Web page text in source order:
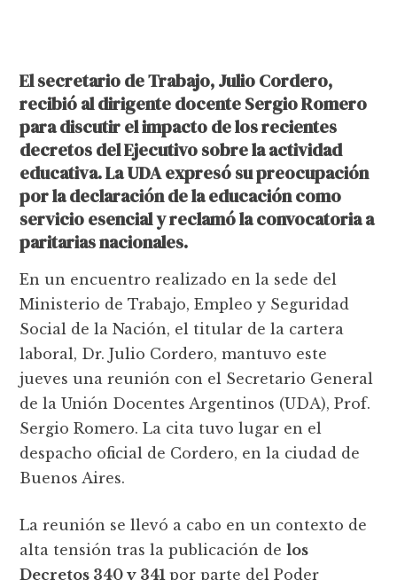
El secretario de Trabajo, Julio Cordero,
recibió al dirigente docente Sergio Romero
para discutir el impacto de los recientes
decretos del Ejecutivo sobre la actividad
educativa. La UDA expresó su preocupación
por la declaración de la educación como
servicio esencial y reclamó la convocatoria a
paritarias nacionales.
En un encuentro realizado en la sede del
Ministerio de Trabajo, Empleo y Seguridad
Social de la Nación, el titular de la cartera
laboral, Dr. Julio Cordero, mantuvo este
jueves una reunión con el Secretario General
de la Unión Docentes Argentinos (UDA), Prof.
Sergio Romero. La cita tuvo lugar en el
despacho oficial de Cordero, en la ciudad de
Buenos Aires.
La reunión se llevó a cabo en un contexto de
alta tensión tras la publicación delos
Decretos 340 y 341por parte del Poder